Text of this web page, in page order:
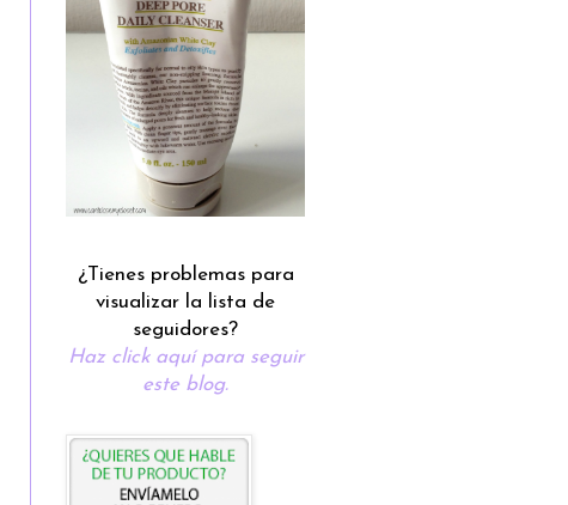
¿Tienes problemas para
visualizar la lista de
seguidores?
Haz click aquí para seguir
este blog.